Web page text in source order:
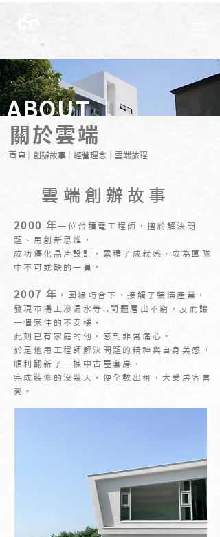
ABOUT
關於雲端
首頁 ｜創辦故事｜ 經營理念 ｜雲端旅程
雲端創辦故事
2000 年一位台積電 工程師，擅於解決問
題、用創新思維，
成功優化晶片設計，累積了成就 感 ，成為 團隊
中不可或缺的一員。
2007 年 ，因緣巧合下，接觸了裝潢產業，
發現市場上 滲漏水等..
問題層出不窮，反而讓
一個家住的不安穩，
此刻已有家庭的他，感到非常痛心。
於是他用工程師解決問題的精神 與自身美感，
順利翻新了一棟中古屋套房，
完成裝修的沒幾天，便全數出租，大受房客喜
愛。